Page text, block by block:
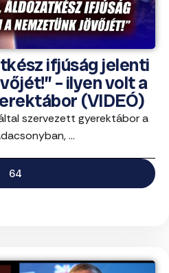
ifjúság jelenti
– ilyen volt a
(VIDEÓ)
szervezett gyerektábor a
...
64